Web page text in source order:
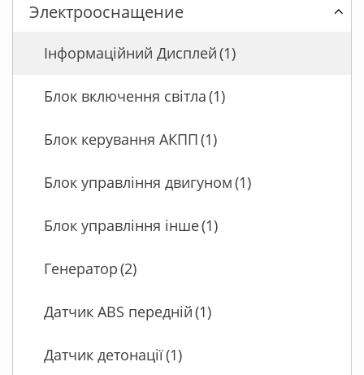
Электрооснащение
Інформаційний Дисплей(1)
Блок включення світла(1)
Блок керування АКПП(1)
Блок управління двигуном(1)
Блок управління інше(1)
Генератор(2)
Датчик ABS передній(1)
Датчик детонації(1)